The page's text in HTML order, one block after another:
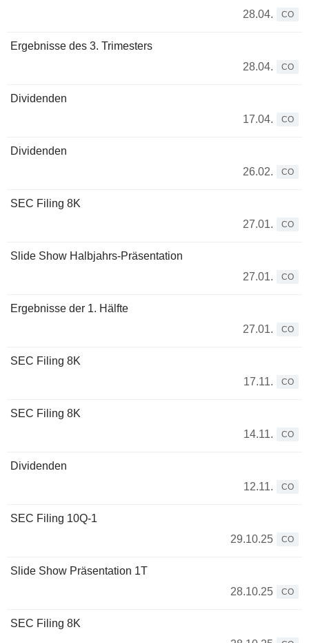
28.04.
CO
Ergebnisse des 3. Trimesters
28.04.
CO
Dividenden
17.04.
CO
Dividenden
26.02.
CO
SEC Filing 8K
27.01.
CO
Slide Show Halbjahrs-Präsentation
27.01.
CO
Ergebnisse der 1. Hälfte
27.01.
CO
SEC Filing 8K
17.11.
CO
SEC Filing 8K
14.11.
CO
Dividenden
12.11.
CO
SEC Filing 10Q-1
29.10.25
CO
Slide Show Präsentation 1T
28.10.25
CO
SEC Filing 8K